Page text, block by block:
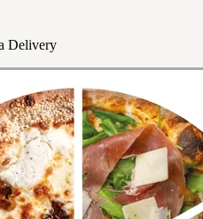
Delivery